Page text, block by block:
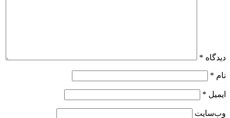
دیدگاه *
نام *
ایمیل *
وب‌سایت